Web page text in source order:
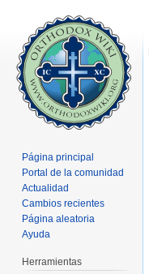
Página principal
Portal de la comunidad
Actualidad
Cambios recientes
Página aleatoria
Ayuda
Herramientas